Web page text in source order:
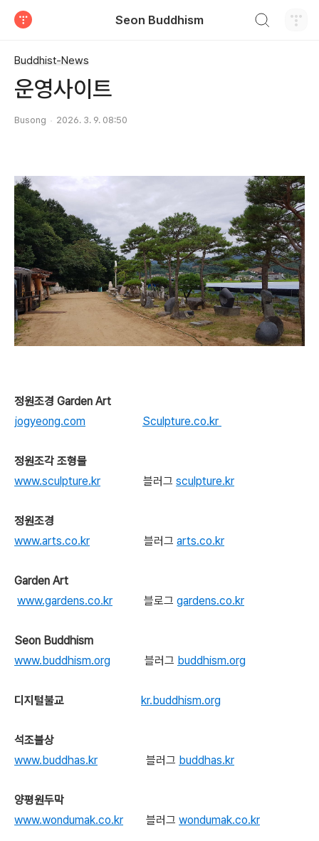
Seon Buddhism
Buddhist-News
운영사이트
Busong 2026. 3. 9. 08:50
정원조경 Garden Art
jogyeong.com
Sculpture.co.kr
정원조각 조형물
www.sculpture.kr 블러그 sculpture.kr
정원조경
www.arts.co.kr
블러그 arts.co.kr
Garden Art
www.gardens.co.kr
블로그 gardens.co.kr
Seon Buddhism
www.buddhism.org
블러그 buddhism.org
디지털불교 kr.buddhism.org
석조불상
www.buddhas.kr
블러그 buddhas.kr
양평원두막
www.wondumak.co.kr
블러그 wondumak.co.kr